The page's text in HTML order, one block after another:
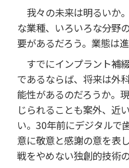
我々の未来は明るいか
な業種、いろいろな分野
要があるだろう。業態は進
すでにインプラント補
であるならば、将来は外
能性があるのだろうか
じられることも案外、近
い。30年前にデジタルで
意に敬意と感謝の意を表
戦をやめない独創的技術